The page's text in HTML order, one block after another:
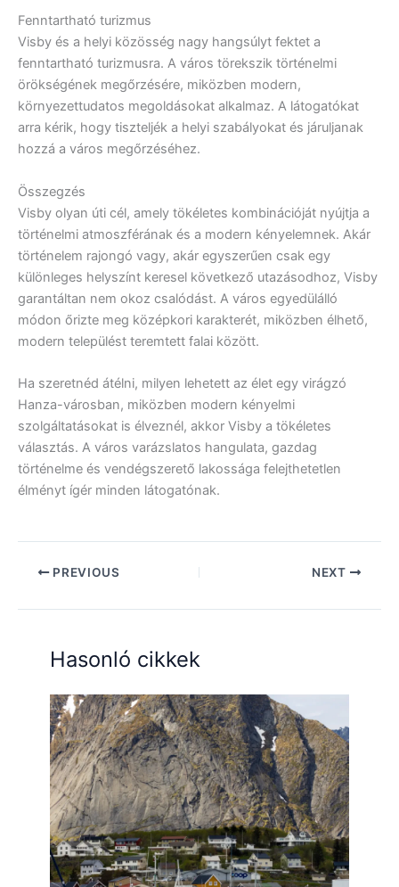
Fenntartható turizmus
Visby és a helyi közösség nagy hangsúlyt fektet a
fenntartható turizmusra. A város törekszik történelmi
örökségének megőrzésére, miközben modern,
környezettudatos megoldásokat alkalmaz. A látogatókat
arra kérik, hogy tiszteljék a helyi szabályokat és járuljanak
hozzá a város megőrzéséhez.
Összegzés
Visby olyan úti cél, amely tökéletes kombinációját nyújtja a
történelmi atmoszférának és a modern kényelemnek. Akár
történelem rajongó vagy, akár egyszerűen csak egy
különleges helyszínt keresel következő utazásodhoz, Visby
garantáltan nem okoz csalódást. A város egyedülálló
módon őrizte meg középkori karakterét, miközben élhető,
modern települést teremtett falai között.
Ha szeretnéd átélni, milyen lehetett az élet egy virágzó
Hanza-városban, miközben modern kényelmi
szolgáltatásokat is élveznél, akkor Visby a tökéletes
választás. A város varázslatos hangulata, gazdag
történelme és vendégszerető lakossága felejthetetlen
élményt ígér minden látogatónak.
PREVIOUS NEXT
Hasonló cikkek